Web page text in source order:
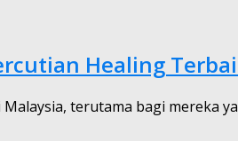
Healing
terutama bagi mereka